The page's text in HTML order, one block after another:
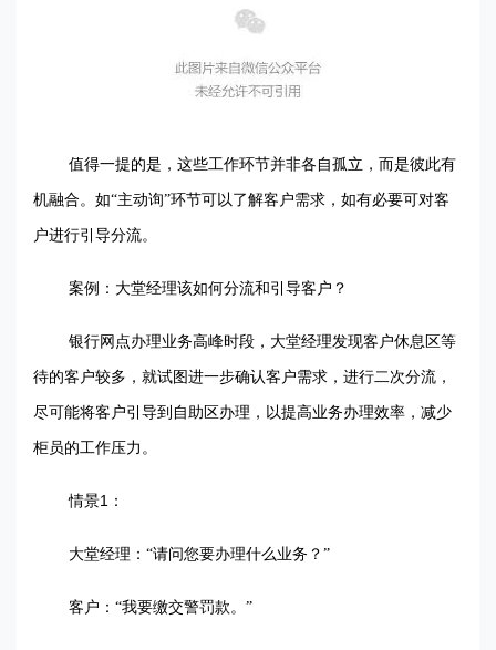
值得一提的是，这些工作环节并非各自孤立，而是彼此有
机融合。如“主动询”环节可以了解客户需求，如有必要可对客
户进行引导分流。
案例 ： 大堂经理该如何分流和引导客户？
银行网点办理业务高峰时段，大堂经理发现客户休息区等
待的客户较多，就试图进一步确认客户需求，进行二次分流，
尽可能将客户引导到自助区办理，以提高业务办理效率，减少
柜员的工作压力。
情景1 ：
大堂经理：“请问您要办理什么业务？”
客户：“我要缴交警罚款。”